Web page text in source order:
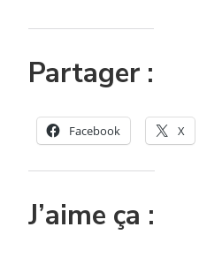
Partager :
Facebook X
J’aime ça :